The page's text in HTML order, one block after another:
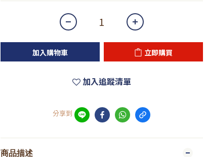
加入購物車 立即購買
加入追蹤清單
分享到
商品描述